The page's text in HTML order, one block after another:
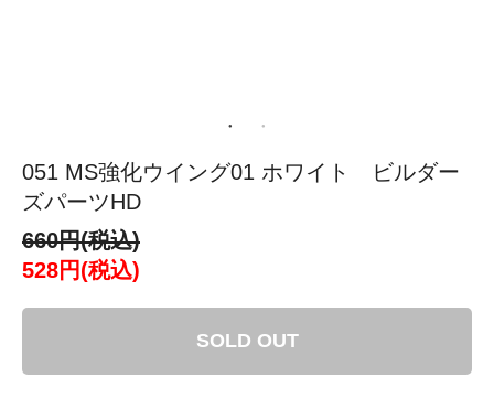
051 MS強化ウイング01 ホワイト ビルダー
ズパーツHD
660円(税込)
528円(税込)
SOLD OUT